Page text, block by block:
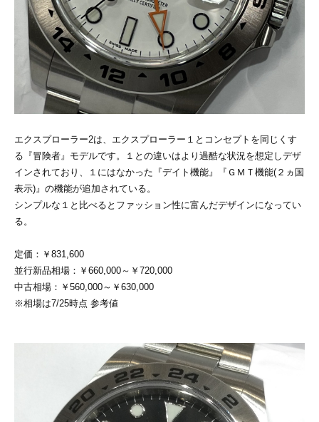
エクスプローラー2は、エクスプローラー１とコンセプトを同じくす
る『冒険者』モデルです。１との違いはより過酷な状況を想定しデザ
インされており、１にはなかった『デイト機能』『ＧＭＴ機能(２ヵ国
表示)』の機能が追加されている。
シンプルな１と比べるとファッション性に富んだデザインになってい
る。
定価：￥831,600
並行新品相場：￥660,000～￥720,000
中古相場：￥560,000～￥630,000
※相場は7/25時点 参考値